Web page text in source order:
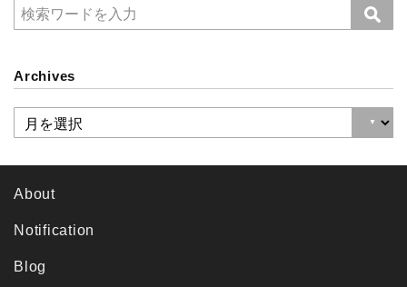
Archives
About
Notification
Blog